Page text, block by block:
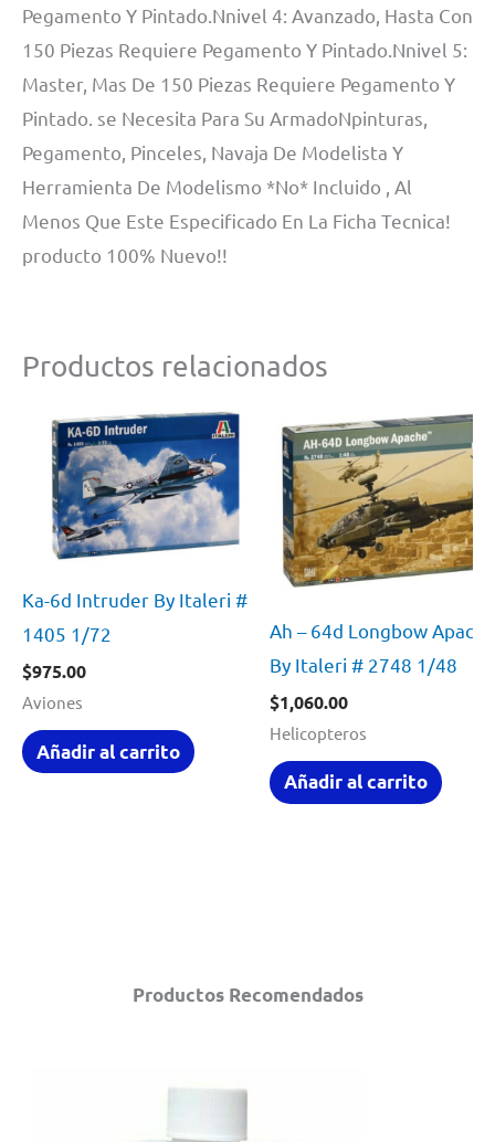
Productos Recomendados
Pegamento Y Pintado.Nnivel 4: Avanzado, Hasta Con
150 Piezas Requiere Pegamento Y Pintado.Nnivel 5:
Master, Mas De 150 Piezas Requiere Pegamento Y
Pintado. se Necesita Para Su ArmadoNpinturas,
Pegamento, Pinceles, Navaja De Modelista Y
Herramienta De Modelismo *No* Incluido , Al
Menos Que Este Especificado En La Ficha Tecnica!
producto 100% Nuevo!!
Productos relacionados
Ka-6d Intruder By Italeri #
1405 1/72
$975.00
Aviones
Añadir al carrito
Ah – 64d Longbow
By Italeri # 2748 1/48
$1,060.00
Helicopteros
Añadir al carrito